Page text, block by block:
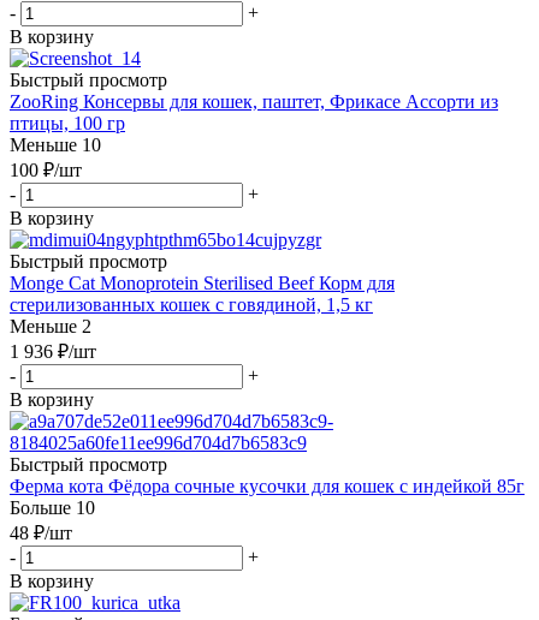
-
+
В корзину
Быстрый просмотр
ZooRing Консервы для кошек, паштет, Фрикасе Ассорти из
птицы, 100 гр
Меньше 10
100 ₽/шт
-
+
В корзину
Быстрый просмотр
Monge Cat Monoprotein Sterilised Beef Корм для
стерилизованных кошек с говядиной, 1,5 кг
Меньше 2
1 936 ₽/шт
-
+
В корзину
Быстрый просмотр
Ферма кота Фёдора сочные кусочки для кошек с индейкой 85г
Больше 10
48 ₽/шт
-
+
В корзину